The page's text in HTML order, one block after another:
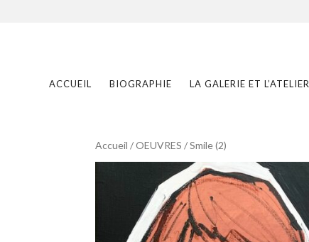
ACCUEIL BIOGRAPHIE LA GALERIE ET L’ATELIER
Accueil /OEUVRES / Smile (2)